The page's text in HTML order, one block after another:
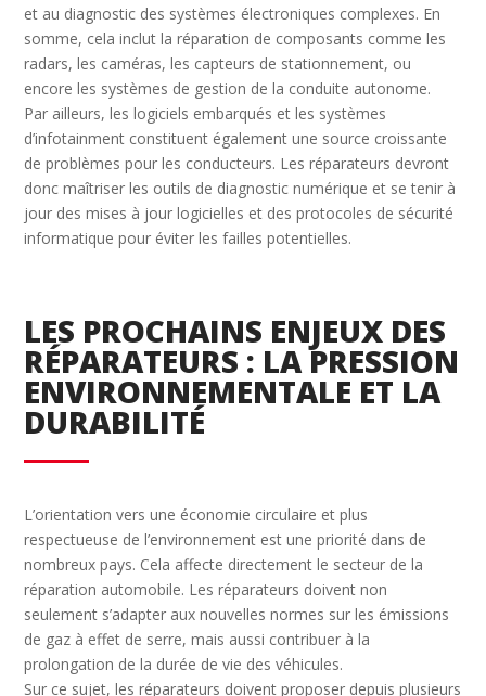
et au diagnostic des systèmes électroniques complexes. En
somme, cela inclut la réparation de composants comme les
radars, les caméras, les capteurs de stationnement, ou
encore les systèmes de gestion de la conduite autonome.
Par ailleurs, les logiciels embarqués et les systèmes
d’infotainment constituent également une source croissante
de problèmes pour les conducteurs. Les réparateurs devront
donc maîtriser les outils de diagnostic numérique et se tenir à
jour des mises à jour logicielles et des protocoles de sécurité
informatique pour éviter les failles potentielles.
LES PROCHAINS ENJEUX DES
RÉPARATEURS : LA PRESSION
ENVIRONNEMENTALE ET LA
DURABILITÉ
L’orientation vers une économie circulaire et plus
respectueuse de l’environnement est une priorité dans de
nombreux pays. Cela affecte directement le secteur de la
réparation automobile. Les réparateurs doivent non
seulement s’adapter aux nouvelles normes sur les émissions
de gaz à effet de serre, mais aussi contribuer à la
prolongation de la durée de vie des véhicules.
Sur ce sujet, les réparateurs doivent proposer depuis plusieurs